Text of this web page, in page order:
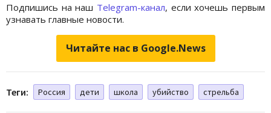
Подпишись на наш Telegram-канал, если хочешь первым
узнавать главные новости.
Читайте нас в Google.News
Теги: Россия дети школа убийство стрельба